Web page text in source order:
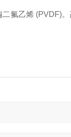
氟乙烯 (PVDF)